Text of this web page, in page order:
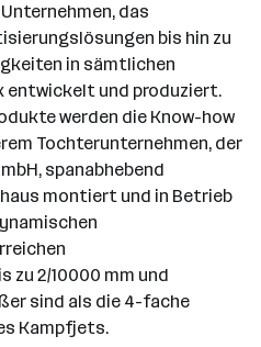
das
bis hin zu
in sämtlichen
entwickelt und produziert.
werden die Know-how
Tochterunternehmen, der
spanabhebend
montiert und in Betrieb
zu 2/10000 mm und
sind als die 4-fache
Kampfjets.